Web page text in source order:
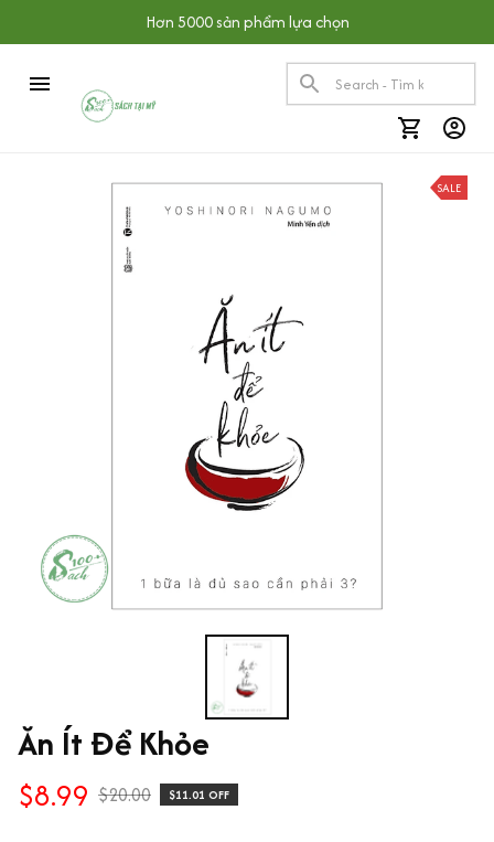
Hơn 5000 sản phẩm lựa chọn
SALE
Ăn Ít Để Khỏe
$8.99 $20.00 $11.01 OFF